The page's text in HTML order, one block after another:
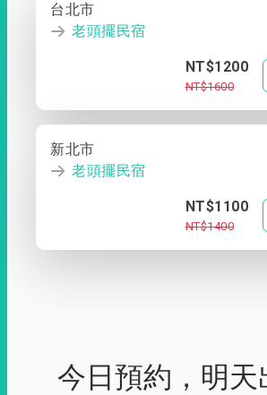
台北市
老頭擺民宿
NT$1200
NT$1600
新北市
老頭擺民宿
NT$1100
NT$1400
今日預約，明天